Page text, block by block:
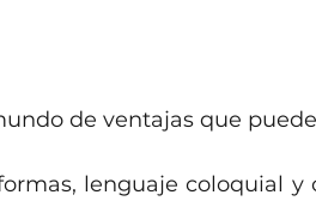
de ventajas que
formas, lenguaje coloquial